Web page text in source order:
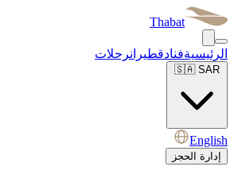
Thabat
الرئيسيةفنادقطيرانرحلات
🇸🇦SAR
English
إدارة الحجز